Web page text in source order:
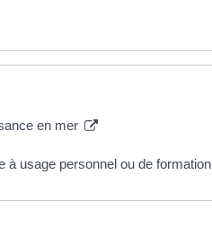
en mer
à usage personnel ou de formation